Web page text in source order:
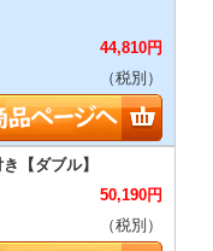
44,810円
（税別）
50,190円
（税別）